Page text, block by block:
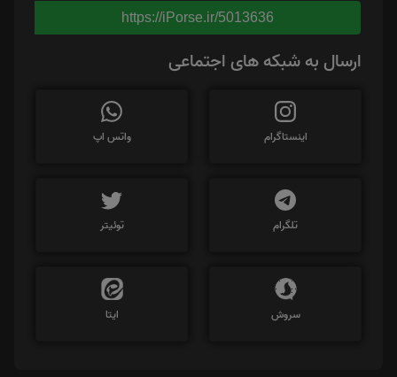
https://iPorse.ir/5013636
ارسال به شبکه های اجتماعی
اینستاگرام واتس اپ
تلگرام توئیتر
سروش ایتا